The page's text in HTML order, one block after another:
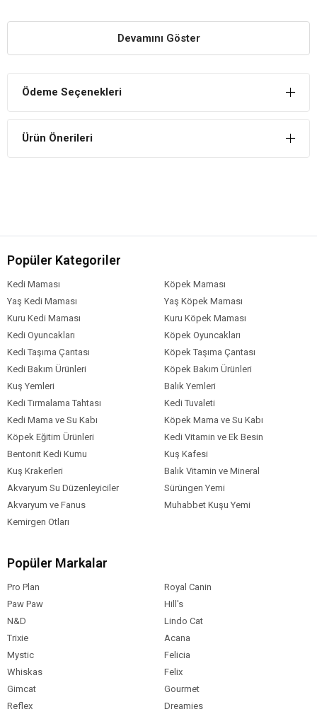
Bağışıklık sistemini geliştiren beta-glukan içerir.
Dajana balık yemleri suya salınım yapmaz. Bu yüzden akvaryum su
BİLEŞİM
Sarımsak
Spirulina
Yağ
Antioksidanlar
Protein %47,5
Yağ %4
Devamını Göster
Ödeme Seçenekleri
Ürün Önerileri
Popüler Kategoriler
Kedi Maması
Köpek Maması
Yaş Kedi Maması
Yaş Köpek Maması
Kuru Kedi Maması
Kuru Köpek Maması
Kedi Oyuncakları
Köpek Oyuncakları
Kedi Taşıma Çantası
Köpek Taşıma Çantası
Kedi Bakım Ürünleri
Köpek Bakım Ürünleri
Kuş Yemleri
Balık Yemleri
Kedi Tırmalama Tahtası
Kedi Tuvaleti
Kedi Mama ve Su Kabı
Köpek Mama ve Su Kabı
Köpek Eğitim Ürünleri
Kedi Vitamin ve Ek Besin
Bentonit Kedi Kumu
Kuş Kafesi
Kuş Krakerleri
Balık Vitamin ve Mineral
Akvaryum Su Düzenleyiciler
Sürüngen Yemi
Akvaryum ve Fanus
Muhabbet Kuşu Yemi
Kemirgen Otları
Popüler Markalar
Pro Plan
Royal Canin
Paw Paw
Hill's
N&D
Lindo Cat
Trixie
Acana
Mystic
Felicia
Whiskas
Felix
Gimcat
Gourmet
Reflex
Dreamies